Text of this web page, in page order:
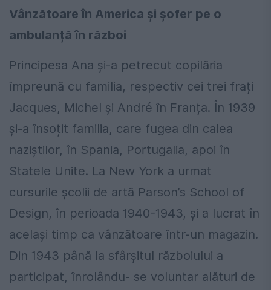
Vânzătoare în America și șofer pe o
ambulanță în război
Principesa Ana și-a petrecut copilăria
împreună cu familia, respectiv cei trei frați
Jacques, Michel și André în Franța. În 1939
și-a însoțit familia, care fugea din calea
naziștilor, în Spania, Portugalia, apoi în
Statele Unite. La New York a urmat
cursurile școlii de artă Parson’s School of
Design, în perioada 1940-1943, și a lucrat în
același timp ca vânzătoare într-un magazin.
Din 1943 până la sfârșitul războiului a
participat, înrolându- se voluntar alături de